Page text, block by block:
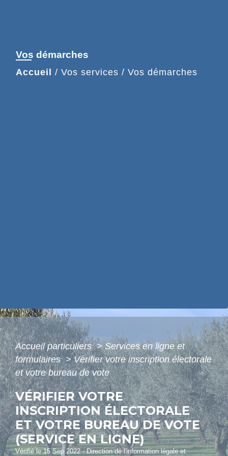
Vos démarches
Accueil / Vos services / Vos démarches
Accueil particuliers> Services en ligne et
formulaires> Vérifier votre inscription électorale
et votre bureau de vote
VÉRIFIER VOTRE
INSCRIPTION ÉLECTORALE
ET VOTRE BUREAU DE VOTE
(SERVICE EN LIGNE)
Vérifié le 15 Sep 2022 - Direction de l'information légale et